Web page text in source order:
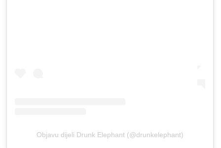
Objavu dijeli Drunk Elephant (@drunkelephant)